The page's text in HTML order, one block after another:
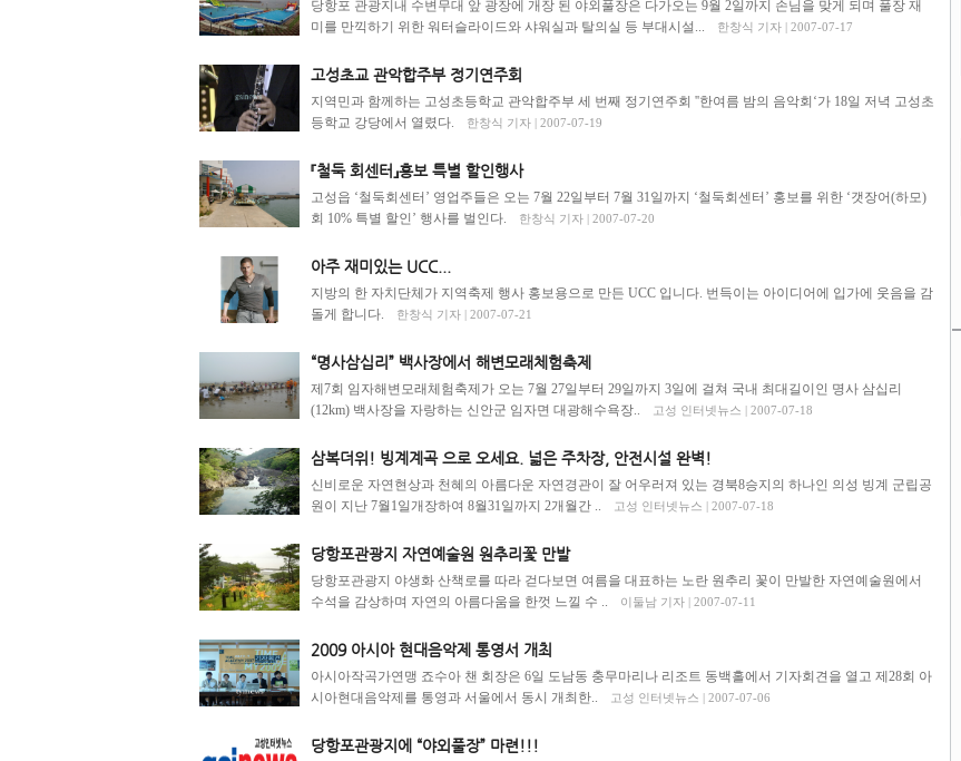
당항포 관광지내 수변무대 앞 광장에 개장 된 야외풀장은 다가오는 9월 2일까지 손님을 맞게 되며 풀장 재
미를 만끽하기 위한 워터슬라이드와 샤워실과 탈의실 등 부대시설...
한창식 기자 | 2007-07-17
고성초교 관악합주부 정기연주회
지역민과 함께하는 고성초등학교 관악합주부 세 번째 정기연주회 ''한여름 밤의 음악회‘가 18일 저녁 고성초
등학교 강당에서 열렸다.
한창식 기자 | 2007-07-19
『철둑 회센터』홍보 특별 할인행사
고성읍 ‘철둑회센터’ 영업주들은 오는 7월 22일부터 7월 31일까지 ‘철둑회센터’ 홍보를 위한 ‘갯장어(하모)
회 10% 특별 할인’ 행사를 벌인다.
한창식 기자 | 2007-07-20
아주 재미있는 UCC...
지방의 한 자치단체가 지역축제 행사 홍보용으로 만든 UCC 입니다. 번득이는 아이디어에 입가에 웃음을 감
돌게 합니다.
한창식 기자 | 2007-07-21
“명사삼십리” 백사장에서 해변모래체험축제
제7회 임자해변모래체험축제가 오는 7월 27일부터 29일까지 3일에 걸쳐 국내 최대길이인 명사 삼십리
(12km) 백사장을 자랑하는 신안군 임자면 대광해수욕장..
고성 인터넷뉴스 | 2007-07-18
삼복더위! 빙계계곡 으로 오세요. 넓은 주차장, 안전시설 완벽!
신비로운 자연현상과 천혜의 아름다운 자연경관이 잘 어우러져 있는 경북8승지의 하나인 의성 빙계 군립공
원이 지난 7월1일개장하여 8월31일까지 2개월간 ..
고성 인터넷뉴스 | 2007-07-18
당항포관광지 자연예술원 원추리꽃 만발
당항포관광지 야생화 산책로를 따라 걷다보면 여름을 대표하는 노란 원추리 꽃이 만발한 자연예술원에서
수석을 감상하며 자연의 아름다움을 한껏 느낄 수 ..
이둘남 기자 | 2007-07-11
2009 아시아 현대음악제 통영서 개최
아시아작곡가연맹 죠수아 챈 회장은 6일 도남동 충무마리나 리조트 동백홀에서 기자회견을 열고 제28회 아
시아현대음악제를 통영과 서울에서 동시 개최한..
고성 인터넷뉴스 | 2007-07-06
당항포관광지에 “야외풀장” 마련!!!